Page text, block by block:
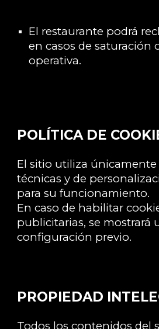
El restaurante podrá
en casos de saturación
operativa.
POLÍTICA DE
El sitio utiliza únicamente
técnicas y de
para su funcionamiento.
En caso de habilitar
publicitarias, se mostrará
configuración previo.
PROPIEDAD
Todos los contenidos del